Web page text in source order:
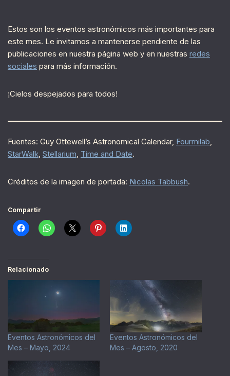
Estos son los eventos astronómicos más importantes para
este mes. Le invitamos a mantenerse pendiente de las
publicaciones en nuestra página web y en nuestras redes
sociales para más información.
¡Cielos despejados para todos!
Fuentes: Guy Ottewell’s Astronomical Calendar, Fourmilab,
StarWalk, Stellarium, Time and Date.
Créditos de la imagen de portada: Nicolas Tabbush.
Compartir
Relacionado
Eventos Astronómicos del
Mes – Mayo, 2024
Eventos Astronómicos del
Mes – Agosto, 2020